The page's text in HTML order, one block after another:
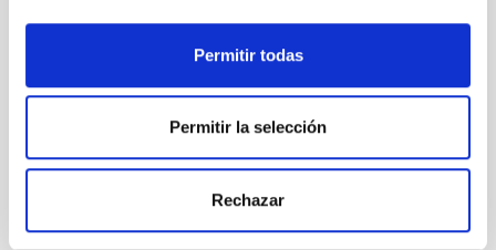
Permitir todas
Permitir la selección
Rechazar